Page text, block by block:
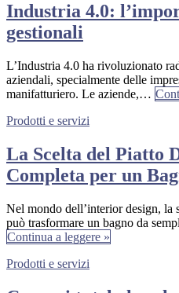
Industria 4.0:
gestionali
L’Industria 4.0 ha rivoluzionato
aziendali, specialmente delle
manifatturiero. Le aziende,…
Prodotti e servizi
La Scelta del Piatto
Completa per un
Nel mondo dell’interior design, la
può trasformare un bagno da
Continua a leggere »
Prodotti e servizi